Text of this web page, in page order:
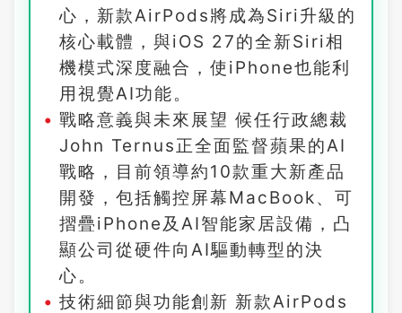
心，新款AirPods將成為Siri升級的
核心載體，與iOS 27的全新Siri相
機模式深度融合，使iPhone也能利
用視覺AI功能。
戰略意義與未來展望 候任行政總裁
John Ternus正全面監督蘋果的AI
戰略，目前領導約10款重大新產品
開發，包括觸控屏幕MacBook、可
摺疊iPhone及AI智能家居設備，凸
顯公司從硬件向AI驅動轉型的決
心。
技術細節與功能創新 新款AirPods